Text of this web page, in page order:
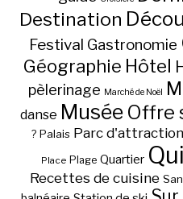
Destination
Festival Gastronomie
Géographie Hôtel
pèlerinage Marché de Noël
danse Musée Offre
? Palais Parc
Place Plage Quartier
Recettes de cuisine